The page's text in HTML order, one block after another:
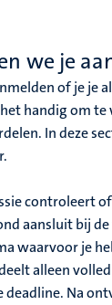
we je
of je je
handig om te
In deze
controleert
aansluit bij
waarvoor je
alleen
deadline. Na